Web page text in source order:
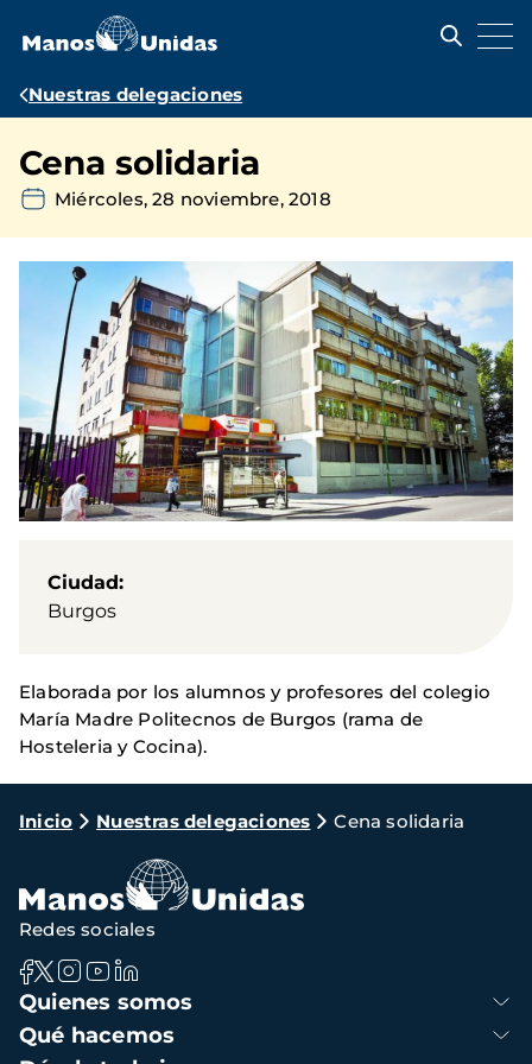
contenido
Ruta
navegación
Nuestras delegaciones
Cena solidaria
Miércoles, 28 noviembre, 2018
Ciudad
Burgos
Elaborada por los alumnos y profesores del colegio
María Madre Politecnos de Burgos (rama de
Hosteleria y Cocina).
Ruta
navegación
Inicio Nuestras delegaciones Cena solidaria
Navegación
principal
Quienes somos
Qué hacemos
Redes sociales